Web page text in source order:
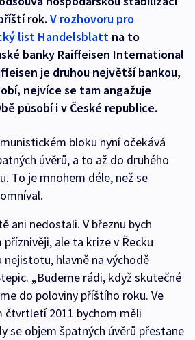
rok. V rozhovoru pro
list Handelsblatt na to
banky Raiffeisen International
je druhou největší bankou,
nejvíce se tam angažuje
působí i v České republice.
bloku nyní očekává
úvěrů, a to až do druhého
To je mnohem déle, než se
ani nedostali. V březnu bych
ale ta krize v Řecku
hlavně na východě
„Budeme rádi, když skutečné
do poloviny příštího roku. Ve
čtvrtletí 2011 bychom měli
se objem špatných úvěrů přestane